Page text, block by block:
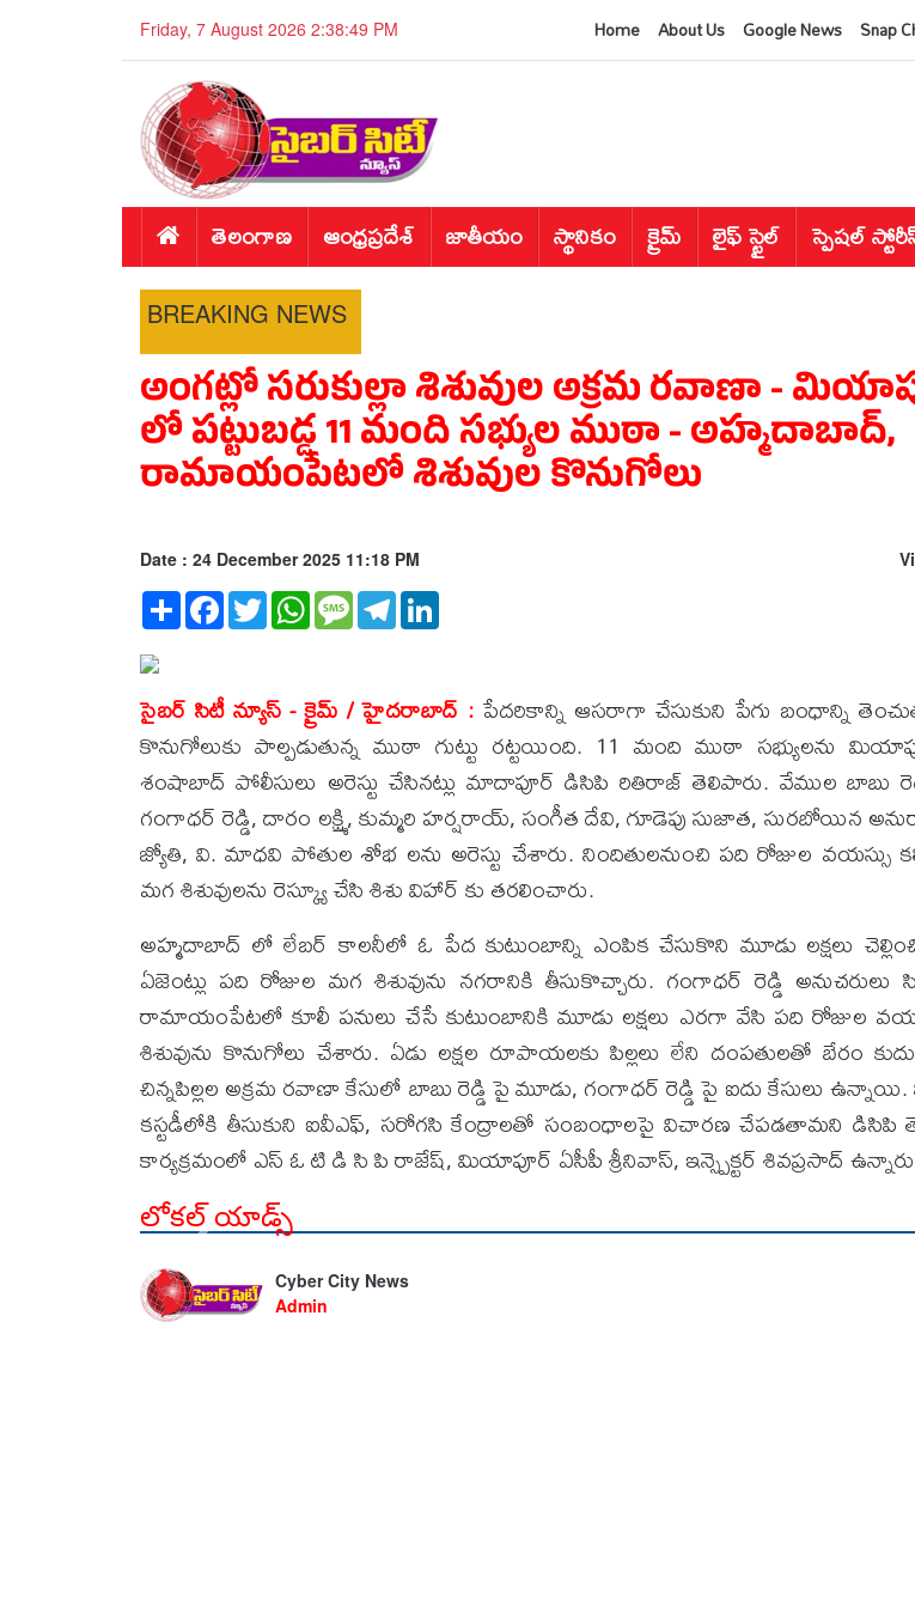
Friday, 7 August 2026 2:38:50 PM Home About Us Google News Snap
తెలంగాణ ఆంధ్రప్రదేశ్ జాతీయం స్థానికం క్రైమ్ లైఫ్ స్టైల్ స్పెషల్
BREAKING NEWS
అంగట్లో సరుకుల్లా శిశువుల అక్రమ రవాణా -
లో పట్టుబడ్డ 11 మంది సభ్యుల ముఠా - అహ్మదాబాద్,
రామాయంపేటలో శిశువుల కొనుగోలు
Date : 24 December 2025 11:18 PM
Share Facebook
TwitterWhatsAppMessageTelegram
సైబర్ సిటీ న్యూస్ - క్రైమ్ / హైదరాబాద్ : పేదరికాన్ని ఆసరాగా చేసుకుని పేగు బంధాన్ని
కొనుగోలుకు పాల్పడుతున్న ముఠా గుట్టు రట్టయింది. 11 మంది ముఠా సభ్యులను
శంషాబాద్ పోలీసులు అరెస్టు చేసినట్లు మాదాపూర్ డిసిపి రితిరాజ్ తెలిపారు. వేముల బాబు
గంగాధర్ రెడ్డి, దారం లక్ష్మి, కుమ్మరి హర్షరాయ్, సంగీత దేవి, గూడెపు సుజాత, సురబోయిన
జ్యోతి, వి. మాధవి పోతుల శోభ లను అరెస్టు చేశారు. నిందితులనుంచి పది రోజుల వయస్సు
మగ శిశువులను రెస్క్యూ చేసి శిశు విహార్ కు తరలించారు.
అహ్మదాబాద్ లో లేబర్ కాలనీలో ఓ పేద కుటుంబాన్ని ఎంపిక చేసుకొని మూడు లక్షలు
ఏజెంట్లు పది రోజుల మగ శిశువును నగరానికి తీసుకొచ్చారు. గంగాధర్ రెడ్డి అనుచరులు
రామాయంపేటలో కూలీ పనులు చేసే కుటుంబానికి మూడు లక్షలు ఎరగా వేసి పది రోజుల
శిశువును కొనుగోలు చేశారు. ఏడు లక్షల రూపాయలకు పిల్లలు లేని దంపతులతో బేరం
చిన్నపిల్లల అక్రమ రవాణా కేసులో బాబు రెడ్డి పై మూడు, గంగాధర్ రెడ్డి పై ఐదు కేసులు ఉన్నాయి.
కస్టడీలోకి తీసుకుని ఐవీఎఫ్, సరోగసి కేంద్రాలతో సంబంధాలపై విచారణ చేపడతామని డిసిపి
కార్యక్రమంలో ఎస్ ఓ టి డి సి పి రాజేష్, మియాపూర్ ఏసీపీ శ్రీనివాస్, ఇన్స్పెక్టర్ శివప్రసాద్
లోకల్ యాడ్స్
Cyber City News
Admin